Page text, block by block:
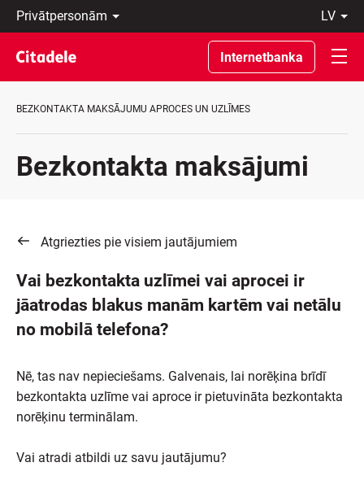
Privātpersonām
Uzņēmumiem
Private
Banking
Par
C
lv
Latviski
По-
русски
In
Internetbanka
BEZKONTAKTA MAKSĀJUMU APROCES UN UZLĪMES
Bezkontakta maksājumi
Atgriezties pie visiem jautājumiem
Vai bezkontakta uzlīmei vai aprocei ir
jāatrodas blakus manām kartēm vai netālu
no mobilā telefona?
Nē, tas nav nepieciešams. Galvenais, lai norēķina brīdī
bezkontakta uzlīme vai aproce ir pietuvināta bezkontakta
norēķinu terminālam.
Vai atradi atbildi uz savu jautājumu?